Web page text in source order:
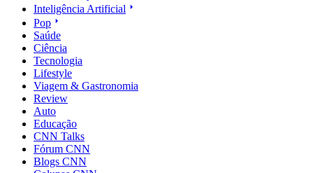
Inteligência Artificial
Pop
Saúde
Ciência
Tecnologia
Lifestyle
Viagem & Gastronomia
Review
Auto
Educação
CNN Talks
Fórum CNN
Blogs CNN